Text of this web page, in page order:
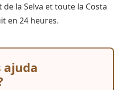
la Selva et toute la Costa
en 24 heures.
ajuda